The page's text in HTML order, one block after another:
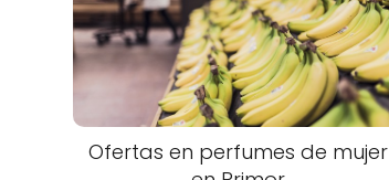
Ofertas en perfumes de mujer